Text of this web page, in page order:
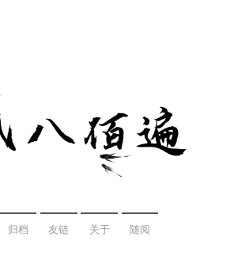
归档 友链 关于 随阅